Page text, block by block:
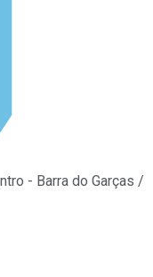
- Barra do Garças /